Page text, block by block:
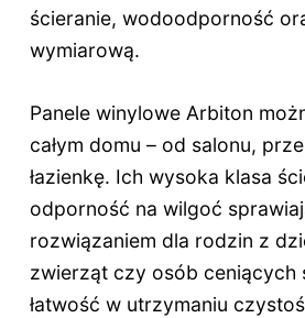
ścieranie, wodoodporność
wymiarową.
Panele winylowe Arbiton
całym domu – od salonu,
łazienkę. Ich wysoka klasa
odporność na wilgoć
rozwiązaniem dla rodzin z
zwierząt czy osób ceniących
łatwość w utrzymaniu